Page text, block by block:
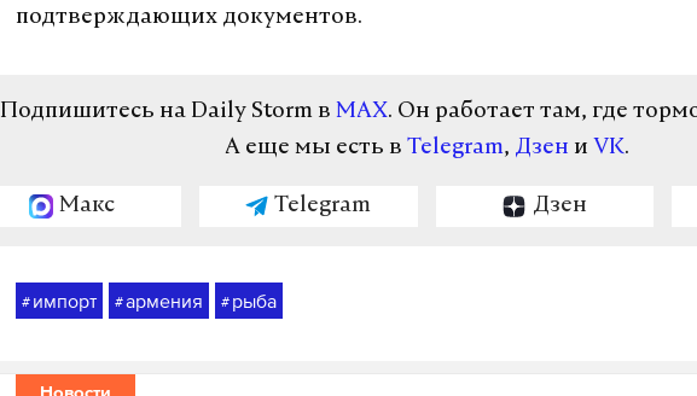
подтверждающих документов.
Подпишитесь на Daily Storm в MAX. Он работает там, где
А еще мы есть в Telegram, Дзен и VK.
Макс Telegram Дзен
# импорт #армения # рыба
Новости